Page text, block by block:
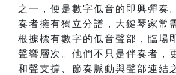
之一，便是數字低音的即興彈奏
奏者擁有獨立分譜，大鍵琴家常
根據標有數字的低音聲部，臨場
聲響層次。他們不只是伴奏者，
和聲支撐、節奏脈動與聲部連結